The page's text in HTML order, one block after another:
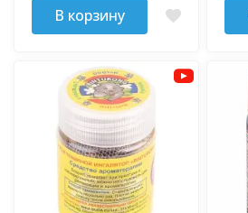
В корзину